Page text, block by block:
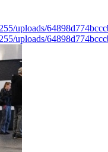
uploads/
uploads/